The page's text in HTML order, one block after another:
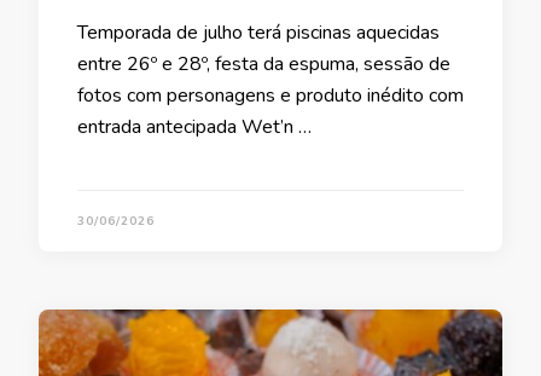
Temporada de julho terá piscinas aquecidas
entre 26º e 28º, festa da espuma, sessão de
fotos com personagens e produto inédito com
entrada antecipada Wet’n …
30/06/2026